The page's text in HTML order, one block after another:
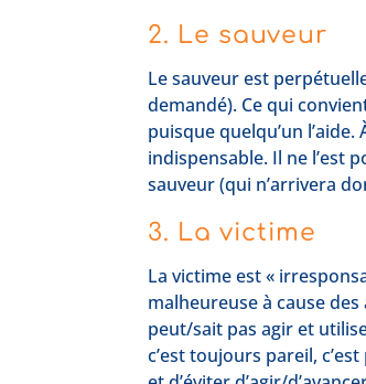
2. Le sauveur
Le sauveur est
demandé). Ce qui
puisque quelqu’un
indispensable. Il ne l’est
sauveur (qui n’arrivera
3. La victime
La victime est «
malheureuse à cause
peut/sait pas agir et
c’est toujours pareil,